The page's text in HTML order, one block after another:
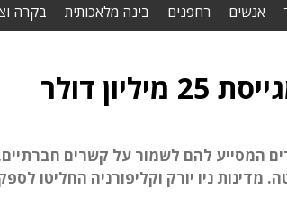
אנשים רחפנים בינה מלאכותית בקרה
דולר
המסייע להם לשמור על קשרים חברתיים,
ניו יורק וקליפורניה החליטו